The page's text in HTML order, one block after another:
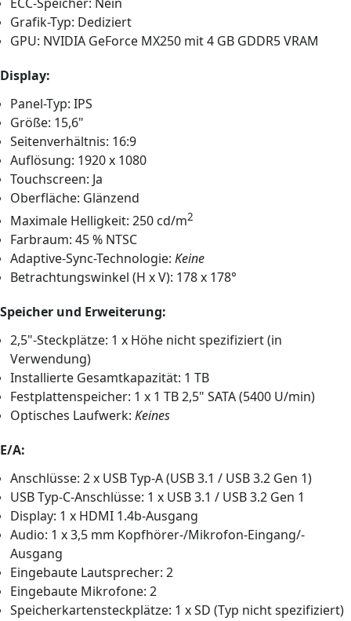
Grafik-Typ: Dediziert
GPU: NVIDIA GeForce MX250 mit 4 GB GDDR5 VRAM
Display:
Panel-Typ: IPS
Größe: 15,6"
Seitenverhältnis: 16:9
Auflösung: 1920 x 1080
Touchscreen: Ja
Oberfläche: Glänzend
Maximale Helligkeit: 250 cd/m2
Farbraum: 45 % NTSC
Adaptive-Sync-Technologie:Keine
Betrachtungswinkel (H x V): 178 x 178°
Speicher und Erweiterung:
2,5"-Steckplätze: 1 x Höhe nicht spezifiziert (in
Verwendung)
Installierte Gesamtkapazität: 1 TB
Festplattenspeicher: 1 x 1 TB 2,5" SATA (5400 U/min)
Optisches Laufwerk:Keines
E/A:
Anschlüsse: 2 x USB Typ-A (USB 3.1 / USB 3.2 Gen 1)
USB Typ-C-Anschlüsse: 1 x USB 3.1 / USB 3.2 Gen 1
Display: 1 x HDMI 1.4b-Ausgang
Audio: 1 x 3,5 mm Kopfhörer-/Mikrofon-Eingang/-
Ausgang
Eingebaute Lautsprecher: 2
Eingebaute Mikrofone: 2
Speicherkartensteckplätze: 1 x SD (Typ nicht spezifiziert)